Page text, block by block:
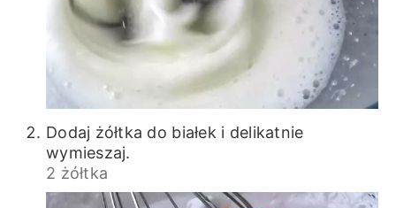
Dodaj żółtka do białek i delikatnie
wymieszaj.
2 żółtka